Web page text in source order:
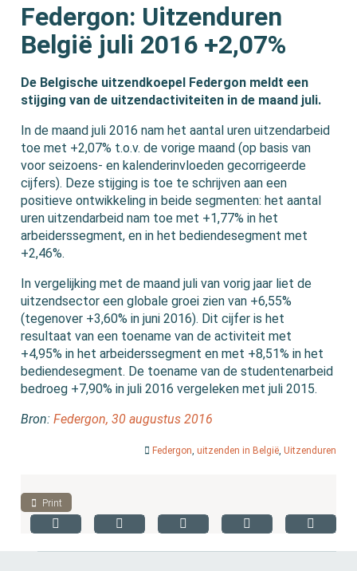
Federgon: Uitzenduren
België juli 2016 +2,07%
De Belgische uitzendkoepel Federgon meldt een
stijging van de uitzendactiviteiten in de maand juli.
In de maand juli 2016 nam het aantal uren uitzendarbeid
toe met +2,07% t.o.v. de vorige maand (op basis van
voor seizoens- en kalenderinvloeden gecorrigeerde
cijfers). Deze stijging is toe te schrijven aan een
positieve ontwikkeling in beide segmenten: het aantal
uren uitzendarbeid nam toe met +1,77% in het
arbeiderssegment, en in het bediendesegment met
+2,46%.
In vergelijking met de maand juli van vorig jaar liet de
uitzendsector een globale groei zien van +6,55%
(tegenover +3,60% in juni 2016). Dit cijfer is het
resultaat van een toename van de activiteit met
+4,95% in het arbeiderssegment en met +8,51% in het
bediendesegment. De toename van de studentenarbeid
bedroeg +7,90% in juli 2016 vergeleken met juli 2015.
Bron:Federgon, 30 augustus 2016
Federgon, uitzenden in België, Uitzenduren
Print